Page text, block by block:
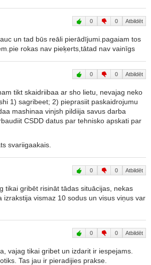
0 0 Atbildēt
un tad būs reāli pierādījumi.pagaiam tos
rokas nav pieķerts,tātad nav vainīgs
0 0 Atbildēt
tikt skaidriibaa ar sho lietu, nevajag neko
1) sagribeet; 2) pieprasiit paskaidrojumu
mashinaa vinjsh pildiija savus darba
CSDD datus par tehnisko apskati par
svariigaakais.
0 0 Atbildēt
tikai gribēt risināt tādas situācijas, nekas
izrakstija vismaz 10 sodus un visus viņus var
0 0 Atbildēt
vajag tikai gribet un izdarit ir iespejams.
Tas jau ir pieradijies prakse.